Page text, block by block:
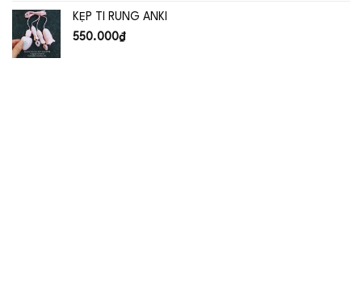
1.750.000₫.
KẸP TI RUNG ANKI
550.000₫